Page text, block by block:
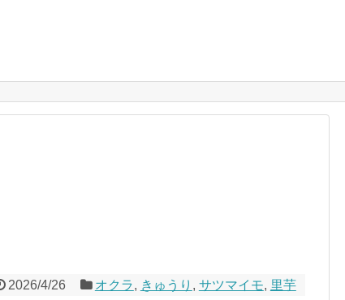
2026/4/26 オクラ, きゅうり , サツマイモ, 里芋